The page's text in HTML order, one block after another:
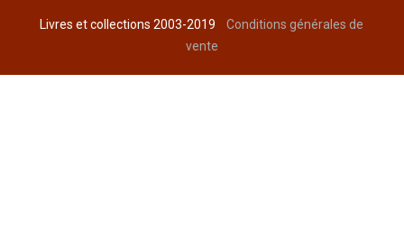
Livres et collections 2003-2019Conditions générales de
vente